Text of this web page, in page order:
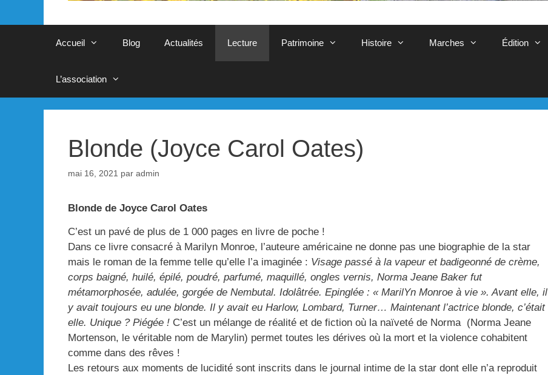
Accueil Blog Actualités Lecture Patrimoine Histoire Marches Édition
L’association
Blonde (Joyce Carol Oates)
mai 16, 2021 par admin
Blonde de Joyce Carol Oates
C’est un pavé de plus de 1 000 pages en livre de poche !
Dans ce livre consacré à Marilyn Monroe, l’auteure américaine ne donne pas une biographie de la star
mais le roman de la femme telle qu’elle l’a imaginée : Visage passé à la vapeur et badigeonné de crème,
corps baigné, huilé, épilé, poudré, parfumé, maquillé, ongles vernis, Norma Jeane Baker fut
métamorphosée, adulée, gorgée de Nembutal. Idolâtrée. Epinglée : « MarilYn Monroe à vie ». Avant elle, il
y avait toujours eu une blonde. Il y avait eu Harlow, Lombard, Turner… Maintenant l’actrice blonde, c’était
elle. Unique ? Piégée ! C’est un mélange de réalité et de fiction où la naïveté de Norma (Norma Jeane
Mortenson, le véritable nom de Marylin) permet toutes les dérives où la mort et la violence cohabitent
comme dans des rêves !
Les retours aux moments de lucidité sont inscrits dans le journal intime de la star dont elle n’a reproduit